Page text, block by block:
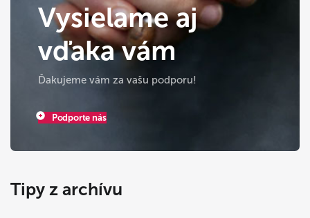
Vysielame aj
vďaka vám
Ďakujeme vám za vašu podporu!
Podporte nás
Tipy z archívu